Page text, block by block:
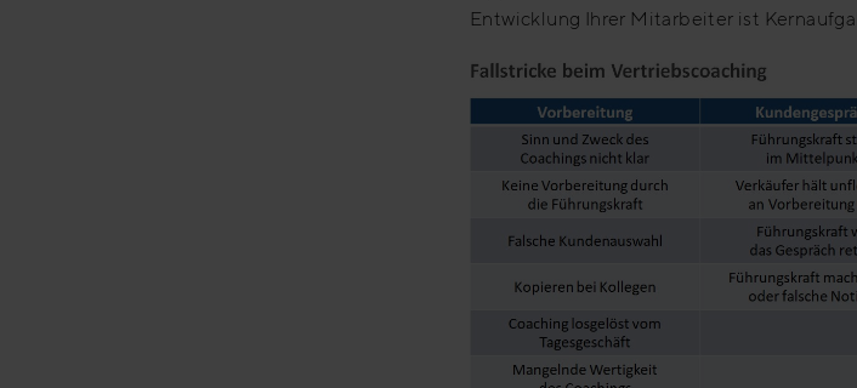
Entwicklung Ihrer Mitarbeiter ist